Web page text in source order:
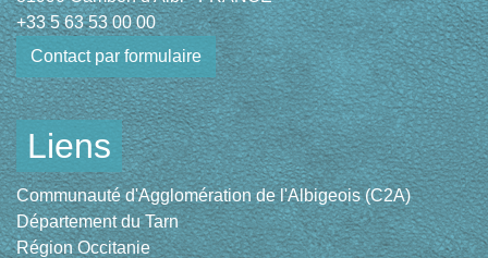
+33 5 63 53 00 00
Contact par formulaire
Liens
Communauté d'Agglomération de l'Albigeois (C2A)
Département du Tarn
Région Occitanie